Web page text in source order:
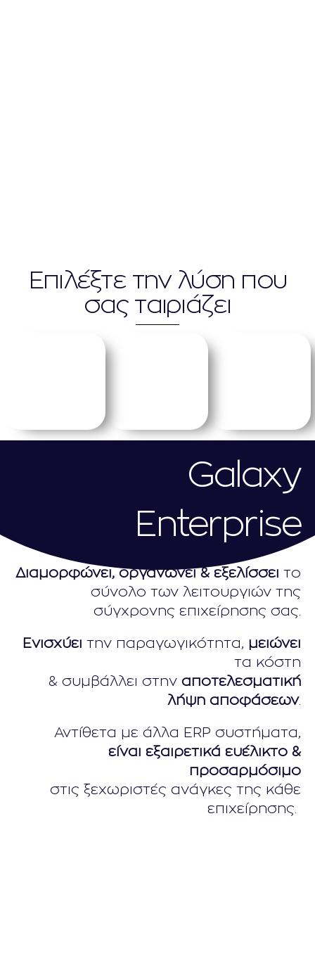
Επιλέξτε την λύση που
σας ταιριάζει​
Galaxy
Enterprise​
Διαμορφώνει, οργανώνει & εξελίσσει το
σύνολο των λειτουργιών της
σύγχρονης επιχείρησης σας.
Ενισχύει την παραγωγικότητα, μειώνει
τα κόστη
& συμβάλλει στην αποτελεσματική
λήψη αποφάσεων.
Αντίθετα με άλλα ERP συστήματα,
είναι εξαιρετικά ευέλικτο &
προσαρμόσιμο
στις ξεχωριστές ανάγκες της κάθε
επιχείρησης.